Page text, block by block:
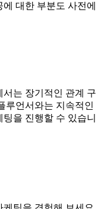
대한 부분도 사전에
는 장기적인 관계 구
루언서와는 지속적인
을 진행할 수 있습니